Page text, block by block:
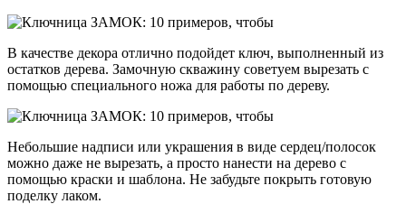
В качестве декора отлично подойдет ключ, выполненный из
остатков дерева. Замочную скважину советуем вырезать с
помощью специального ножа для работы по дереву.
Небольшие надписи или украшения в виде сердец/полосок
можно даже не вырезать, а просто нанести на дерево с
помощью краски и шаблона. Не забудьте покрыть готовую
поделку лаком.